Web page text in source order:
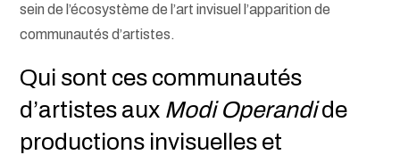
sein de l’écosystème de l’art invisuel l’apparition de
communautés d’artistes.
Qui sont ces communautés
d’artistes aux Modi Operandide
productions invisuelles et